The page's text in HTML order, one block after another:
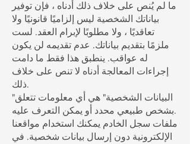
ما لم يُنص على خلاف ذلك أدناه ، فإن توفير
بياناتك الشخصية ليس إلزاميًا قانونيًا ولا
تعاقديًا ، ولا مطلوبًا لإبرام العقد. لست
ملزمًا بتقديم بياناتك. عدم تقديمه لن يكون
له عواقب. ينطبق هذا فقط ما دامت
إجراءات المعالجة أدناه لا تنص على خلاف
ذلك.
"البيانات الشخصية" هي أي معلومات تتعلق
بشخص طبيعي محدد أو يمكن التعرف عليه.
ملفات سجل الخادم يمكنك استخدام مواقعنا
الإلكترونية دون إرسال بيانات شخصية. في